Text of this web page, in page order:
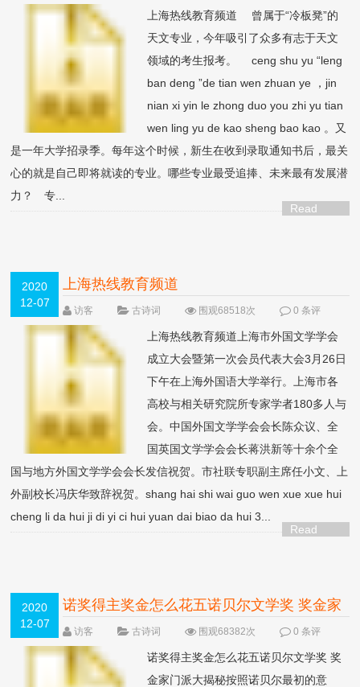
论
上海热线教育频道 曾属于“冷板凳”的
天文专业，今年吸引了众多有志于天文
领域的考生报考。 ceng shu yu “leng
ban deng ”de tian wen zhuan ye ，jin
nian xi yin le zhong duo you zhi yu tian
wen ling yu de kao sheng bao kao 。又
是一年大学招录季。每年这个时候，新生在收到录取通知书后，最关
心的就是自己即将就读的专业。哪些专业最受追捧、未来最有发展潜
力？ 专...
Read
2020
12-07
上海热线教育频道
访客 古诗词 围观68518次
0 条评
论
上海热线教育频道上海市外国文学学会
成立大会暨第一次会员代表大会3月26日
下午在上海外国语大学举行。上海市各
高校与相关研究院所专家学者180多人与
会。中国外国文学学会会长陈众议、全
国英国文学学会会长蒋洪新等十余个全
国与地方外国文学学会会长发信祝贺。市社联专职副主席任小文、上
外副校长冯庆华致辞祝贺。shang hai shi wai guo wen xue xue hui
cheng li da hui ji di yi ci hui yuan dai biao da hui 3...
Read
2020
12-07
诺奖得主奖金怎么花五诺贝尔文学奖 奖金家
门派大揭秘
访客 古诗词 围观68382次
0 条评
论
诺奖得主奖金怎么花五诺贝尔文学奖 奖
金家门派大揭秘按照诺贝尔最初的意